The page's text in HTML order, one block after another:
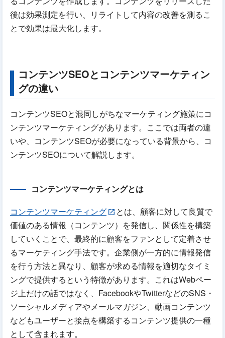
後は効果測定を行い、リライトして内容の改善を測るこ
とで効果は最大化します。
コンテンツSEOとコンテンツマーケティン
グの違い
コンテンツSEOと混同しがちなマーケティング施策にコ
ンテンツマーケティングがあります。ここでは両者の違
いや、コンテンツSEOが必要になっている背景から、コ
ンテンツSEOについて解説します。
コンテンツマーケティングとは
コンテンツマーケティング
とは、顧客に対して良質で
価値のある情報（コンテンツ）を発信し、関係性を構築
していくことで、最終的に顧客をファンとして定着させ
るマーケティング手法です。企業側が一方的に情報発信
を行う方法と異なり、顧客が求める情報を適切なタイミ
ングで提供するという特徴があります。これはWebペー
ジ上だけの話ではなく、FacebookやTwitterなどのSNS・
ソーシャルメディアやメールマガジン、動画コンテンツ
などもユーザーと接点を構築するコンテンツ提供の一種
として含まれます。